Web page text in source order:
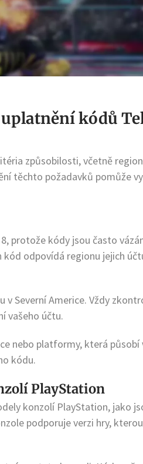
kódů
způsobilosti, včetně
těchto požadavků pomůže
protože kódy jsou často
odpovídá regionu jejich
v Severní Americe. Vždy
vašeho účtu.
nebo platformy, která působí
kódu.
PlayStation
konzolí PlayStation, jako
podporuje verzi hry,